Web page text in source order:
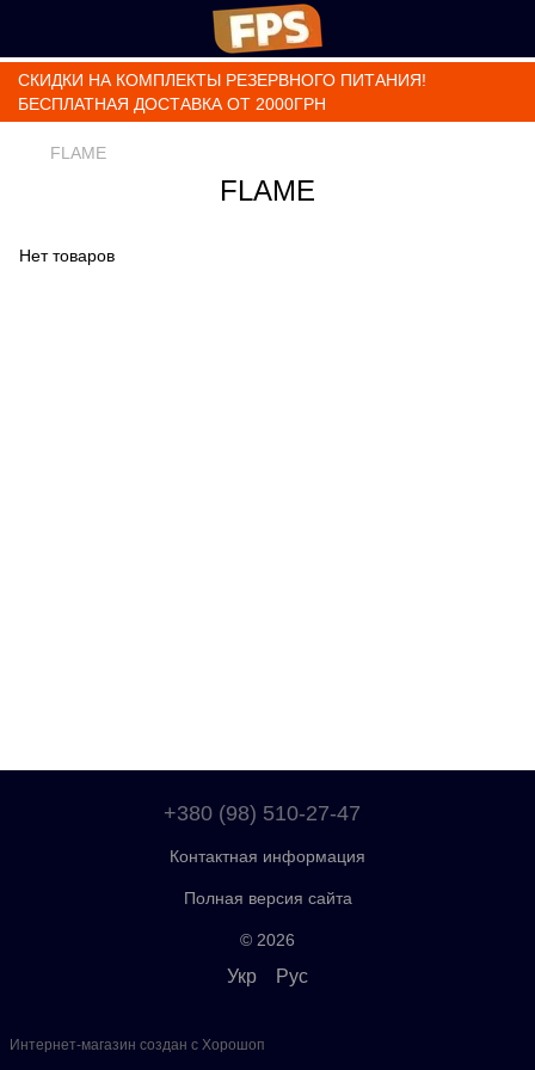
СКИДКИ НА КОМПЛЕКТЫ РЕЗЕРВНОГО ПИТАНИЯ!
БЕСПЛАТНАЯ ДОСТАВКА ОТ 2000ГРН
FLAME
FLAME
Нет товаров
+380 (98) 510-27-47
Контактная информация
Полная версия сайта
© 2026
Укр Рус
Интернет-магазин создан с Хорошоп